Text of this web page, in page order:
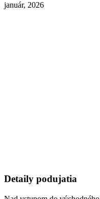
január, 2026
Detaily podujatia